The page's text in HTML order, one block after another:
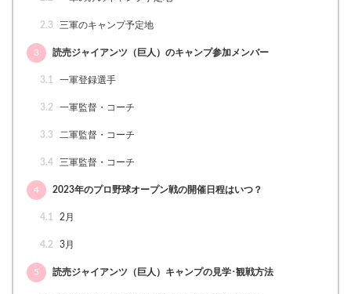
2.3 三軍のキャンプ予定地
3 読売ジャイアンツ（巨人）のキャンプ参加メンバー
3.1 一軍登録選手
3.2 一軍監督・コーチ
3.3 二軍監督・コーチ
3.4 三軍監督・コーチ
4 2023年のプロ野球オープン戦の開催日程はいつ？
4.1 2月
4.2 3月
5 読売ジャイアンツ（巨人）キャンプの見学･観戦方法